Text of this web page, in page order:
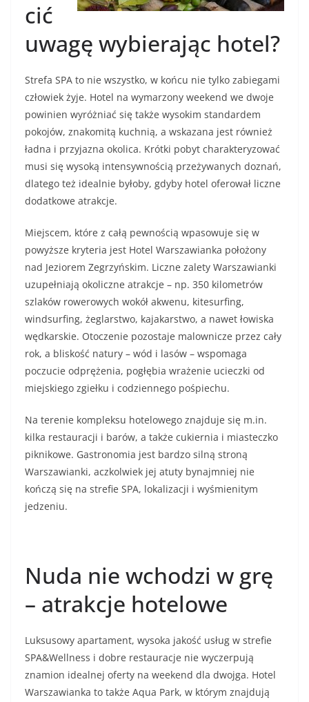
cić
uwagę wybierając hotel?
Strefa SPA to nie wszystko, w końcu nie tylko zabiegami
człowiek żyje. Hotel na wymarzony weekend we dwoje
powinien wyróżniać się także wysokim standardem
pokojów, znakomitą kuchnią, a wskazana jest również
ładna i przyjazna okolica. Krótki pobyt charakteryzować
musi się wysoką intensywnością przeżywanych doznań,
dlatego też idealnie byłoby, gdyby hotel oferował liczne
dodatkowe atrakcje.
Miejscem, które z całą pewnością wpasowuje się w
powyższe kryteria jest Hotel Warszawianka położony
nad Jeziorem Zegrzyńskim. Liczne zalety Warszawianki
uzupełniają okoliczne atrakcje – np. 350 kilometrów
szlaków rowerowych wokół akwenu, kitesurfing,
windsurfing, żeglarstwo, kajakarstwo, a nawet łowiska
wędkarskie. Otoczenie pozostaje malownicze przez cały
rok, a bliskość natury – wód i lasów – wspomaga
poczucie odprężenia, pogłębia wrażenie ucieczki od
miejskiego zgiełku i codziennego pośpiechu.
Na terenie kompleksu hotelowego znajduje się m.in.
kilka restauracji i barów, a także cukiernia i miasteczko
piknikowe. Gastronomia jest bardzo silną stroną
Warszawianki, aczkolwiek jej atuty bynajmniej nie
kończą się na strefie SPA, lokalizacji i wyśmienitym
jedzeniu.
Nuda nie wchodzi w grę
– atrakcje hotelowe
Luksusowy apartament, wysoka jakość usług w strefie
SPA&Wellness i dobre restauracje nie wyczerpują
znamion idealnej oferty na weekend dla dwojga. Hotel
Warszawianka to także Aqua Park, w którym znajdują